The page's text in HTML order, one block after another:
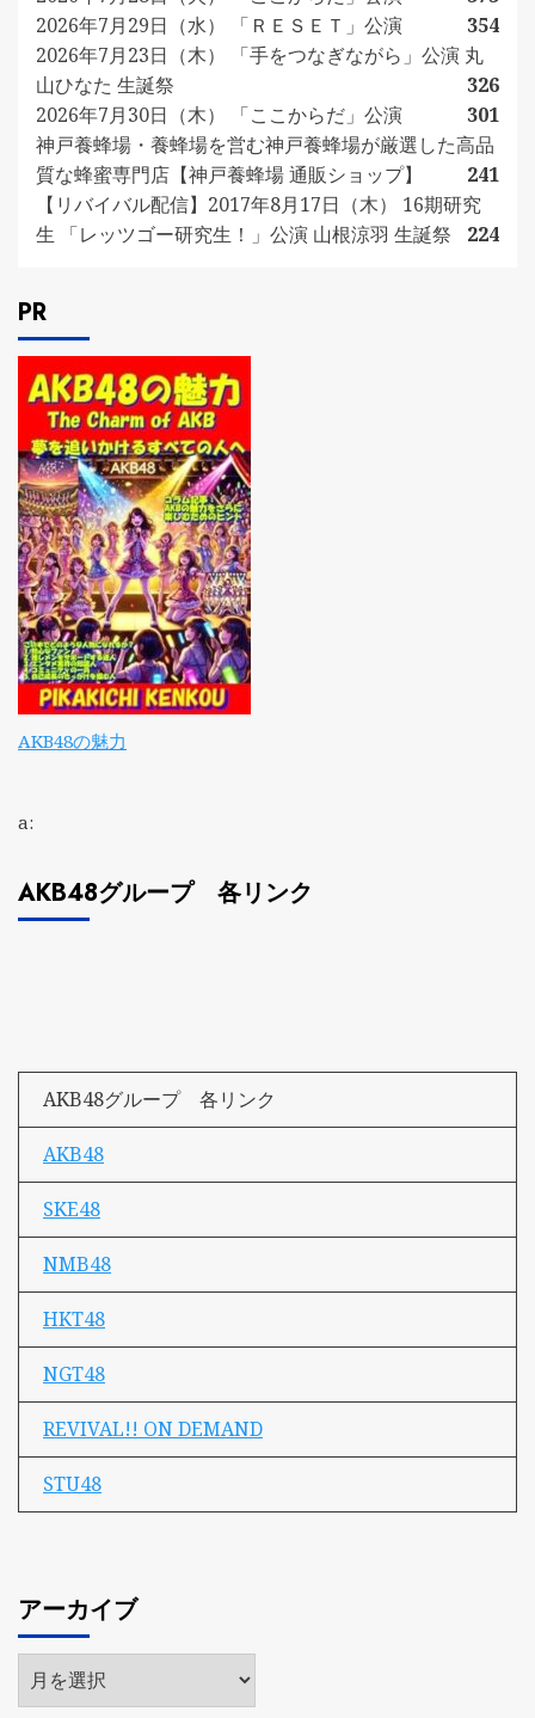
2026年7月29日（水） 「ＲＥＳＥＴ」公演
354
2026年7月23日（木） 「手をつなぎながら」公演 丸
山ひなた 生誕祭
326
2026年7月30日（木） 「ここからだ」公演
301
神戸養蜂場・養蜂場を営む神戸養蜂場が厳選した高品
質な蜂蜜専門店【神戸養蜂場 通販ショップ】
241
【リバイバル配信】2017年8月17日（木） 16期研究
生 「レッツゴー研究生！」公演 山根涼羽 生誕祭
224
PR
AKB48の魅力
a:
AKB48グループ 各リンク
AKB48グループ 各リンク
AKB48
SKE48
NMB48
HKT48
NGT48
REVIVAL!! ON DEMAND
STU48
アーカイブ
ア
ー